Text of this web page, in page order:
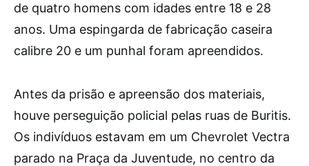
de quatro homens com idades entre 18 e 28
anos. Uma espingarda de fabricação caseira
calibre 20 e um punhal foram apreendidos.
Antes da prisão e apreensão dos materiais,
houve perseguição policial pelas ruas de Buritis.
Os indivíduos estavam em um Chevrolet Vectra
parado na Praça da Juventude, no centro da